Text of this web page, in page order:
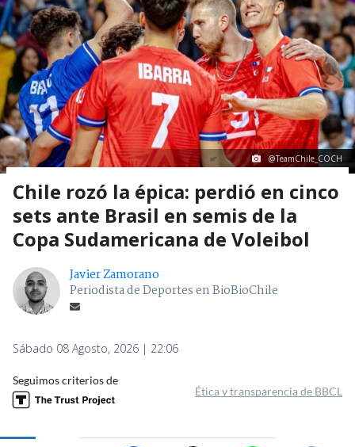
@TeamChile_COCH
Chile rozó la épica: perdió en cinco
sets ante Brasil en semis de la
Copa Sudamericana de Voleibol
Javier Zamorano
Periodista de Deportes en BioBioChile
Sábado 08 Agosto, 2026 | 22:06
Seguimos criterios de
Ética y transparencia de BBCL